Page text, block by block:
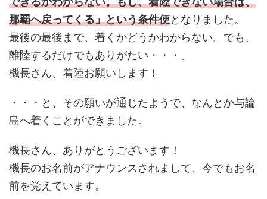
那覇へ戻ってくる」という条件便となりました。
最後の最後まで、着くかどうかわからない。でも、
離陸するだけでもありがたい・・・。
機長さん、着陸お願いします！
・・・と、その願いが通じたようで、なんとか与論
島へ着くことができました。
機長さん、ありがとうございます！
機長のお名前がアナウンスされまして、今でもお名
前を覚えています。